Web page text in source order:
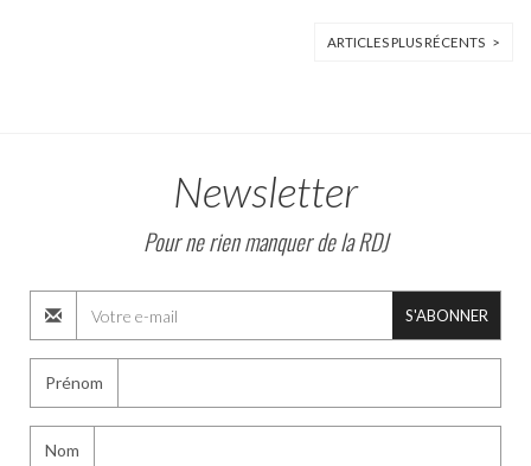
ARTICLES PLUS RÉCENTS >
Newsletter
Pour ne rien manquer de la RDJ
S'ABONNER
Prénom
Nom